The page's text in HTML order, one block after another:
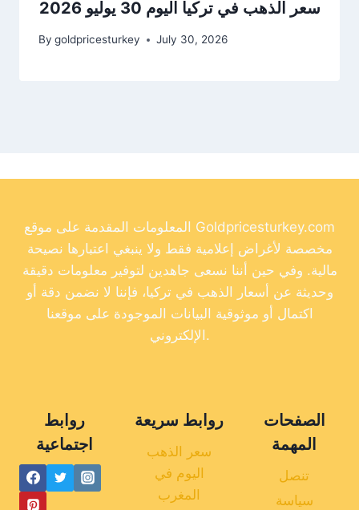
سعر الذهب في تركيا اليوم 30 يوليو 2026
By goldpricesturkey July 30, 2026
المعلومات المقدمة على موقع Goldpricesturkey.com
مخصصة لأغراض إعلامية فقط ولا ينبغي اعتبارها نصيحة
مالية. وفي حين أننا نسعى جاهدين لتوفير معلومات دقيقة
وحديثة عن أسعار الذهب في تركيا، فإننا لا نضمن دقة أو
اكتمال أو موثوقية البيانات الموجودة على موقعنا
الإلكتروني.
روابط
اجتماعية
روابط سريعة
سعر الذهب
اليوم في
المغرب
الصفحات
المهمة
تنصل
سياسة